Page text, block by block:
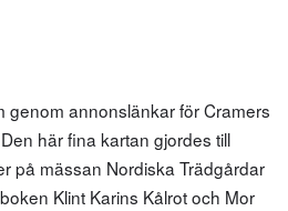
genom annonslänkar för Cramers
här fina kartan gjordes till
på mässan Nordiska Trädgårdar
Klint Karins Kålrot och Mor